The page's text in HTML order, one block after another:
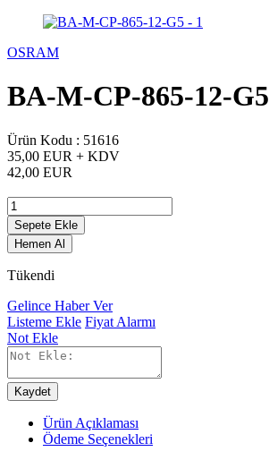
OSRAM
BA-M-CP-865-12-G5
Ürün Kodu : 51616
35,00 EUR + KDV
42,00 EUR
Sepete Ekle
Hemen Al
Tükendi
Gelince Haber Ver
Listeme Ekle Fiyat Alarmı
Not Ekle
Kaydet
Ürün Açıklaması
Ödeme Seçenekleri